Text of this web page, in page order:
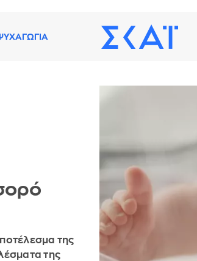
της
της